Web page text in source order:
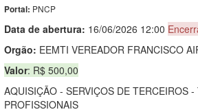
Portal: PNCP
Data de abertura: 16/06/2026 12:00
Orgão: EEMTI VEREADOR FRANCISCO
Valor: R$ 500,00
AQUISIÇÃO - SERVIÇOS DE TERCEIROS
PROFISSIONAIS